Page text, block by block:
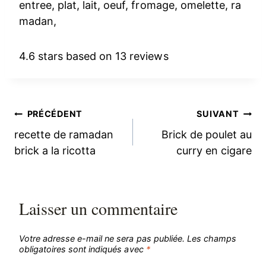
entree, plat, lait, oeuf, fromage, omelette, ra
madan,
4.6 stars based on 13 reviews
Navigation
de
PRÉCÉDENT
recette de ramadan
brick a la ricotta
SUIVANT
Brick de poulet au
curry en cigare
Laisser un commentaire
Votre adresse e-mail ne sera pas publiée. Les champs
obligatoires sont indiqués avec *